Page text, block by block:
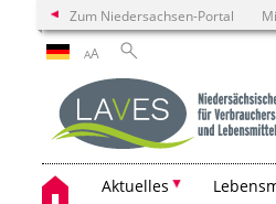
Zum Niedersachsen-Portal
AA
Aktuelles